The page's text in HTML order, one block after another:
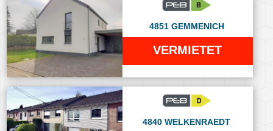
4851 GEMMENICH
VERMIETET
4840 WELKENRAEDT